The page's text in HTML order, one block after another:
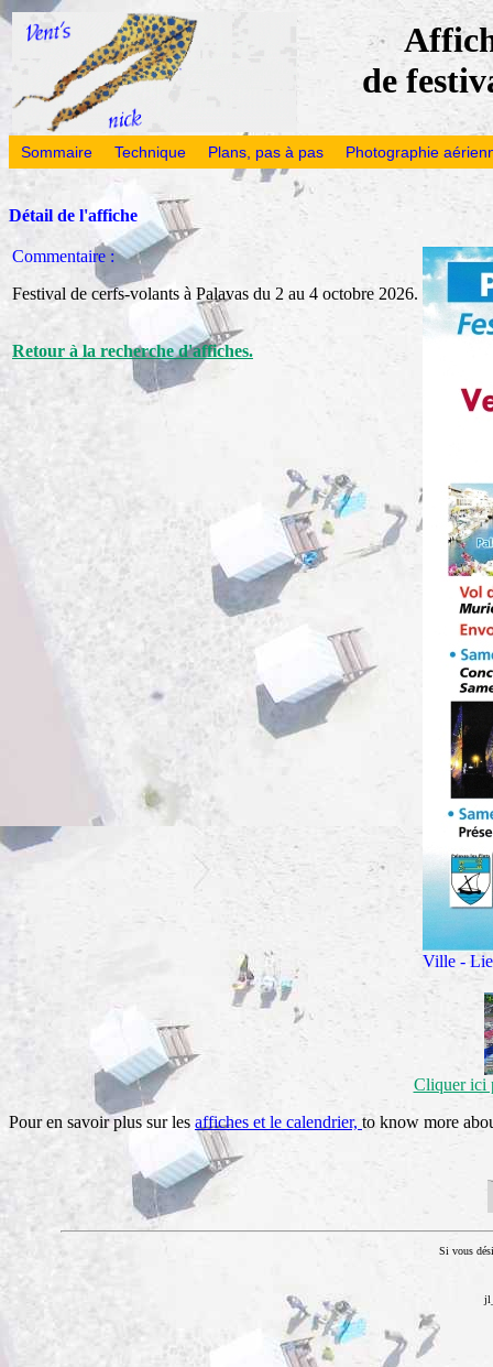
de
Sommaire Technique Plans, pas à pas Photographie
Détail de l'affiche
Commentaire :
Festival de cerfs-volants à Palavas du 2 au 4 octobre 2026.
Retour à la recherche d'affiches.
Ville -
Cliquer ici
Pour en savoir plus sur les affiches et le calendrier, to know more
Si vous